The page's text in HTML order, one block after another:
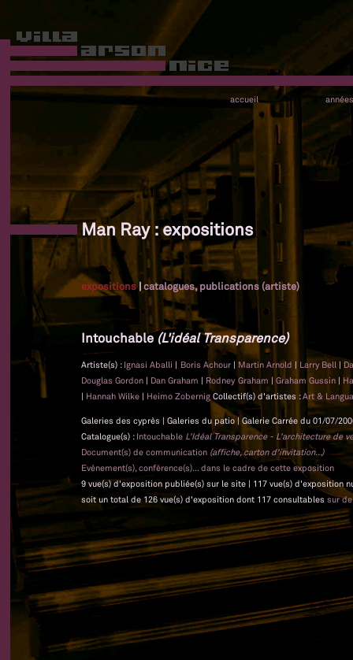
accueil années
Man Ray : expositions
expositions|catalogues, publications (artiste)
Intouchable (L'idéal Transparence)
Artiste(s) : Ignasi Aballi | Boris Achour | Martin Arnold | Larry Bell |
Douglas Gordon | Dan Graham | Rodney Graham | Graham Gussin |
| Hannah Wilke | Heimo ZobernigCollectif(s) d'artistes :Art &
Galeries des cyprès | Galeries du patio | Galerie Carrée du 01/07/
Catalogue(s) : Intouchable L'Idéal Transparence - L'architecture de
Document(s) de communication (affiche, carton d'invitation...)
Evénement(s), conférence(s)... dans le cadre de cette exposition
9 vue(s) d'exposition publiée(s) sur le site | 117 vue(s) d'exposition
soit un total de 126 vue(s) d'exposition dont 117 consultables sur